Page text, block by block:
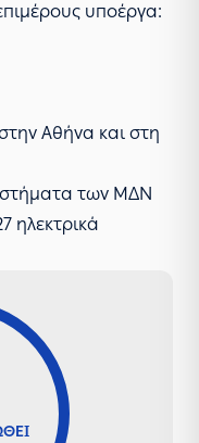
υποέργα:
Αθήνα και στη
των ΜΔΝ
ηλεκτρικά